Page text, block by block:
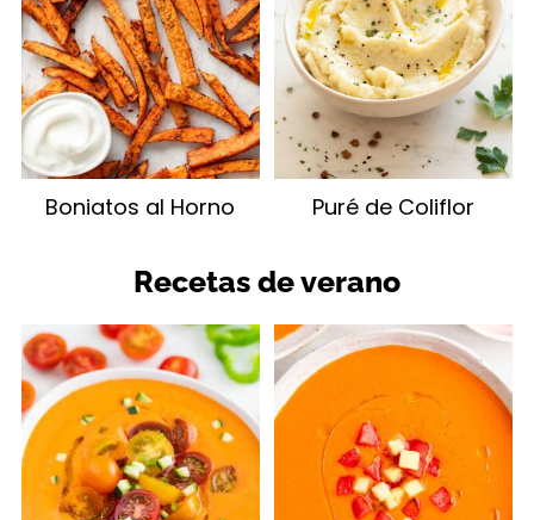
Boniatos al Horno Puré de Coliflor
Recetas de verano